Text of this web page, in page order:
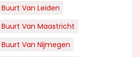
Van Leiden
Van Maastricht
Van Nijmegen